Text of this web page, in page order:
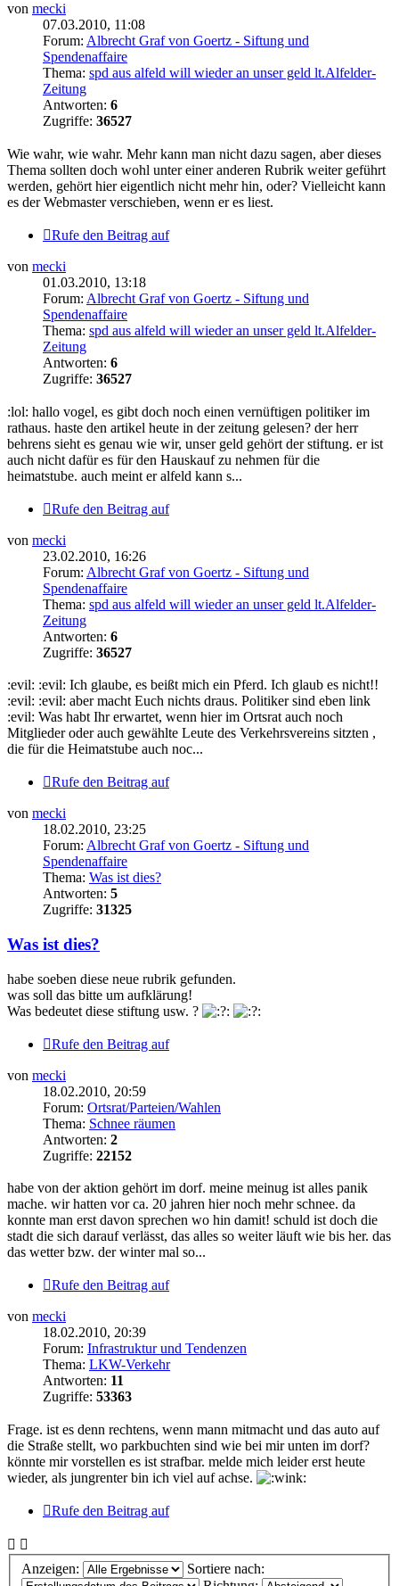
von mecki
07.03.2010, 11:08
Forum: Albrecht Graf von Goertz - Siftung und
Spendenaffaire
Thema: spd aus alfeld will wieder an unser geld lt.Alfelder-
Zeitung
Antworten: 6
Zugriffe: 36527
Wie wahr, wie wahr. Mehr kann man nicht dazu sagen, aber dieses
Thema sollten doch wohl unter einer anderen Rubrik weiter geführt
werden, gehört hier eigentlich nicht mehr hin, oder? Vielleicht kann
es der Webmaster verschieben, wenn er es liest.
Rufe den Beitrag auf
von mecki
01.03.2010, 13:18
Forum: Albrecht Graf von Goertz - Siftung und
Spendenaffaire
Thema: spd aus alfeld will wieder an unser geld lt.Alfelder-
Zeitung
Antworten: 6
Zugriffe: 36527
:lol: hallo vogel, es gibt doch noch einen vernüftigen politiker im
rathaus. haste den artikel heute in der zeitung gelesen? der herr
behrens sieht es genau wie wir, unser geld gehört der stiftung. er ist
auch nicht dafür es für den Hauskauf zu nehmen für die
heimatstube. auch meint er alfeld kann s...
Rufe den Beitrag auf
von mecki
23.02.2010, 16:26
Forum: Albrecht Graf von Goertz - Siftung und
Spendenaffaire
Thema: spd aus alfeld will wieder an unser geld lt.Alfelder-
Zeitung
Antworten: 6
Zugriffe: 36527
:evil: :evil: Ich glaube, es beißt mich ein Pferd. Ich glaub es nicht!!
:evil: :evil: aber macht Euch nichts draus. Politiker sind eben link
:evil: Was habt Ihr erwartet, wenn hier im Ortsrat auch noch
Mitglieder oder auch gewählte Leute des Verkehrsvereins sitzten ,
die für die Heimatstube auch noc...
Rufe den Beitrag auf
von mecki
18.02.2010, 23:25
Forum: Albrecht Graf von Goertz - Siftung und
Spendenaffaire
Thema: Was ist dies?
Antworten: 5
Zugriffe: 31325
Was ist dies?
habe soeben diese neue rubrik gefunden.
was soll das bitte um aufklärung!
Was bedeutet diese stiftung usw. ?
Rufe den Beitrag auf
von mecki
18.02.2010, 20:59
Forum: Ortsrat/Parteien/Wahlen
Thema: Schnee räumen
Antworten: 2
Zugriffe: 22152
habe von der aktion gehört im dorf. meine meinug ist alles panik
mache. wir hatten vor ca. 20 jahren hier noch mehr schnee. da
konnte man erst davon sprechen wo hin damit! schuld ist doch die
stadt die sich darauf verlässt, das alles so weiter läuft wie bis her. das
das wetter bzw. der winter mal so...
Rufe den Beitrag auf
von mecki
18.02.2010, 20:39
Forum: Infrastruktur und Tendenzen
Thema: LKW-Verkehr
Antworten: 11
Zugriffe: 53363
Frage. ist es denn rechtens, wenn mann mitmacht und das auto auf
die Straße stellt, wo parkbuchten sind wie bei mir unten im dorf?
könnte mir vorstellen es ist strafbar. melde mich leider erst heute
wieder, als jungrenter bin ich viel auf achse.
Rufe den Beitrag auf
Anzeigen:
Sortiere nach: